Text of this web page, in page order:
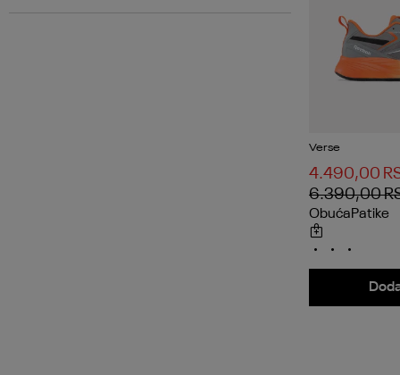
Verse
4.490,00
6.390,00
ObućaPatike